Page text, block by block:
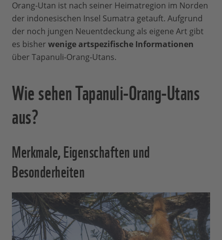
Orang-Utan ist nach seiner Heimatregion im Norden
der indonesischen Insel Sumatra getauft. Aufgrund
der noch jungen Neuentdeckung als eigene Art gibt
es bisher wenige artspezifische Informationen
über Tapanuli-Orang-Utans.
Wie sehen Tapanuli-Orang-Utans
aus?
Merkmale, Eigenschaften und
Besonderheiten